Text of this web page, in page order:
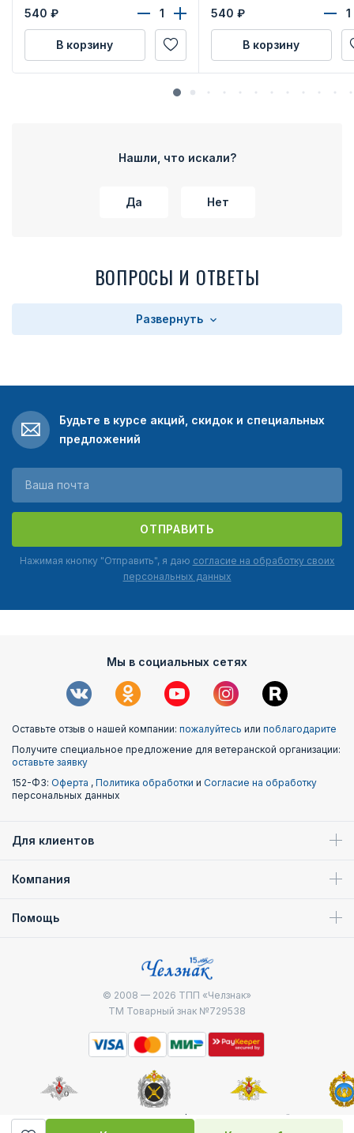
540 ₽
В корзину
540 ₽
В корзину
Нашли, что искали?
Да Нет
ВОПРОСЫ И ОТВЕТЫ
Развернуть
Будьте в курсе акций, скидок и специальных
предложений
ОТПРАВИТЬ
Нажимая кнопку "Отправить", я даю согласие на обработку своих
персональных данных
Мы в социальных сетях
Оставьте отзыв о нашей компании: пожалуйтесь или поблагодарите
Получите специальное предложение для ветеранской организации:
оставьте заявку
152-ФЗ: Оферта , Политика обработки и Согласие на обработку
персональных данных
Для клиентов
Компания
Помощь
© 2008 — 2026 ТПП «Челзнак»
ТМ Товарный знак №729538
Министерство
Генштаб ВС РФ
Военно-морской